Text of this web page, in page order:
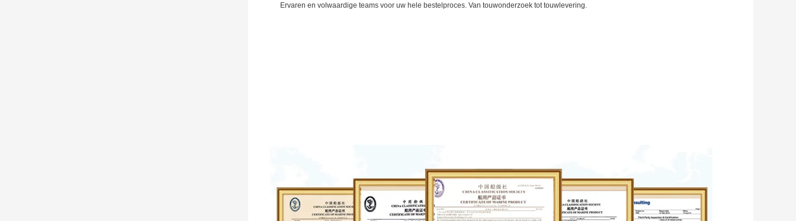
Ervaren en volwaardige teams voor uw hele bestelproces. Van touwonderzoek tot touwlevering.